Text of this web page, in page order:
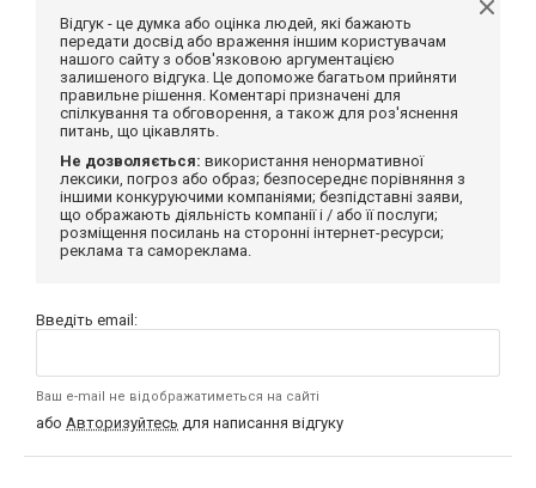
Відгук - це думка або оцінка людей, які бажають
передати досвід або враження іншим користувачам
нашого сайту з обов'язковою аргументацією
залишеного відгука. Це допоможе багатьом прийняти
правильне рішення. Коментарі призначені для
спілкування та обговорення, а також для роз'яснення
питань, що цікавлять.
Не дозволяється: використання ненормативної
лексики, погроз або образ; безпосереднє порівняння з
іншими конкуруючими компаніями; безпідставні заяви,
що ображають діяльність компанії і / або її послуги;
розміщення посилань на сторонні інтернет-ресурси;
реклама та самореклама.
Введіть email:
Ваш e-mail не відображатиметься на сайті
або Авторизуйтесь для написання відгуку